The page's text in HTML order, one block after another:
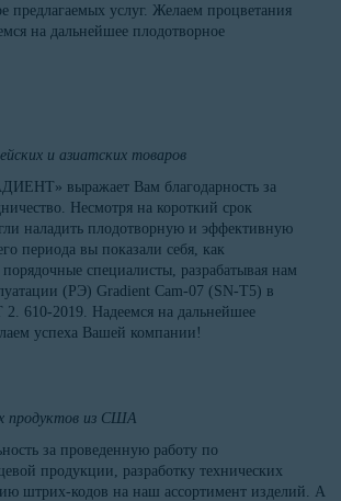
предлагаемых услуг. Желаем процветания
на дальнейшее плодотворное
и азиатских товаров
выражает Вам благодарность за
Несмотря на короткий срок
наладить плодотворную и эффективную
периода вы показали себя, как
специалисты, разрабатывая нам
(РЭ) Gradient Cam-07 (SN-T5) в
2. 610-2019. Надеемся на дальнейшее
успеха Вашей компании!
продуктов из США
за проведенную работу по
продукции, разработку технических
штрих-кодов на наш ассортимент изделий. А